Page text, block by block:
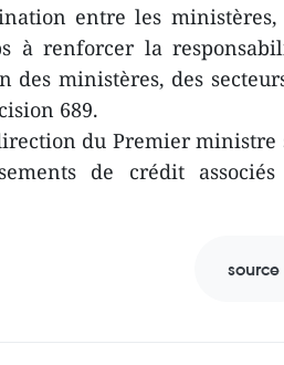
entre les ministères,
à renforcer la
ministères, des
689.
du Premier ministre
de crédit
source